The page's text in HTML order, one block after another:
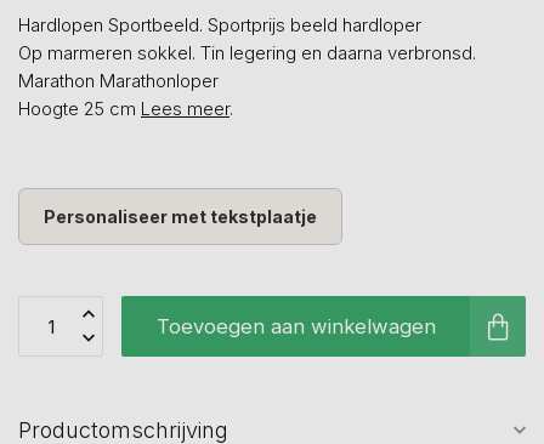
Hardlopen Sportbeeld. Sportprijs beeld hardloper
Op marmeren sokkel. Tin legering en daarna verbronsd.
Marathon Marathonloper
Hoogte 25 cm Lees meer.
Personaliseer met tekstplaatje
Toevoegen aan winkelwagen
Productomschrijving